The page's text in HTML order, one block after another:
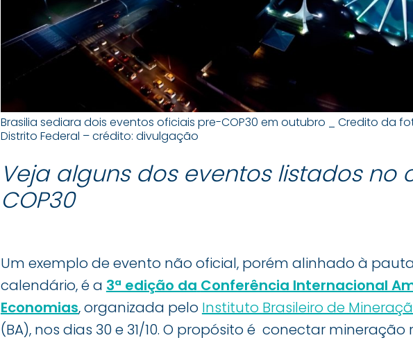
Brasilia sediara dois eventos oficiais pre-COP30 em outubro _ Credito da
Distrito Federal – crédito: divulgação
Veja alguns dos eventos listados
COP30
Um exemplo de evento não oficial, porém alinhado à
calendário, é a 3ª edição da Conferência Internacional
Economias, organizada pelo Instituto Brasileiro de
(BA), nos dias 30 e 31/10. O propósito é conectar mineração